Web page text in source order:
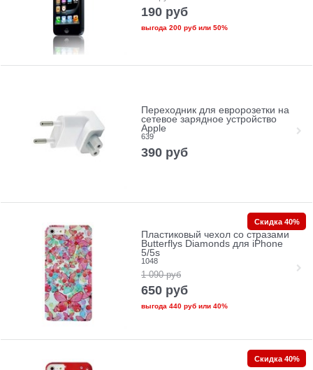
190 руб
выгода 200 рубили 50%
Переходник для евророзетки на
сетевое зарядное устройство
Apple
639
390 руб
Пластиковый чехол со стразами
Butterflys Diamonds для iPhone
5/5s
1048
1 090 руб
650 руб
выгода 440 рубили 40%
Скидка 40%
Скидка 40%